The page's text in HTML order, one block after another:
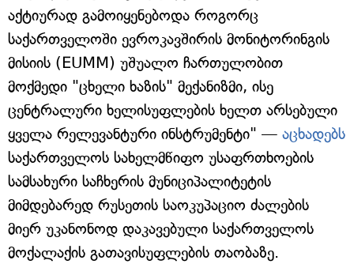
აქტიურად გამოიყენებოდა როგორც
საქართველოში ევროკავშირის მონიტორინგის
მისიის (EUMM) უშუალო ჩართულობით
მოქმედი "ცხელი ხაზის" მექანიზმი, ისე
ცენტრალური ხელისუფლების ხელთ არსებული
ყველა რელევანტური ინსტრუმენტი" — აცხადებს
საქართველოს სახელმწიფო უსაფრთხოების
სამსახური საჩხერის მუნიციპალიტეტის
მიმდებარედ რუსეთის საოკუპაციო ძალების
მიერ უკანონოდ დაკავებული საქართველოს
მოქალაქის გათავისუფლების თაობაზე.